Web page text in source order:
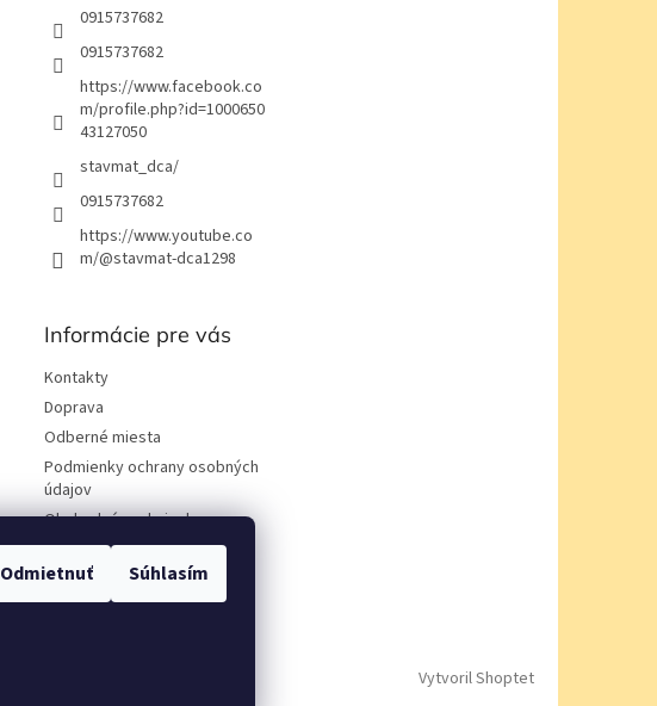
Odmietnuť Súhlasím
0915737682
0915737682
https://www.facebook.co
m/profile.php?id=1000650
43127050
stavmat_dca/
0915737682
https://www.youtube.co
m/@stavmat-dca1298
Informácie pre vás
Kontakty
Doprava
Odberné miesta
Podmienky ochrany osobných
údajov
Obchodné podmienky
Vytvoril Shoptet